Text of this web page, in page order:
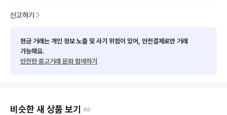
신고하기
현금 거래는 개인 정보 노출 및 사기 위험이 있어, 안전결제로만 거래
가능해요.
안전한 중고거래 문화 함께하기
비슷한 새 상품 보기 AD